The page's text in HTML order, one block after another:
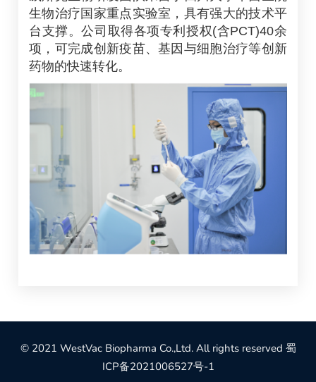
生物治疗国家重点实验室，具有强大的技术平
台支撑。公司取得各项专利授权(含PCT)40余
项，可完成创新疫苗、基因与细胞治疗等创新
药物的快速转化。
© 2021 WestVac Biopharma Co.,Ltd. All rights reserved 蜀
ICP备2021006527号-1